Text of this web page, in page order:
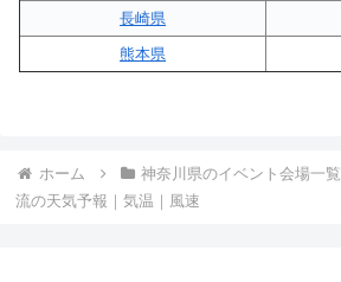
長崎県
熊本県
ホーム 神奈川県のイベント会場一覧
流の天気予報｜気温｜風速